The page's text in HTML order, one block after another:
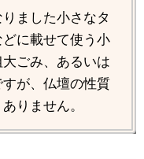
ました小さなタ
に載せて使う小
ごみ、あるいは
が、仏壇の性質
りません。